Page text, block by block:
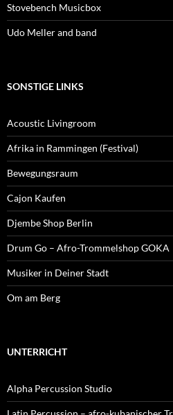
Stovebench Musicbox
Udo Meller and band
SONSTIGE LINKS
Acoustic Livingroom
Afrika in Rammingen (Festival)
Bewegungsraum
Cajon Kaufen
Djembe Shop Berlin
Drum Go – Afro-Trommelshop GOKA
Musiker in Deiner Stadt
Om am Berg
UNTERRICHT
Alpha Percussion Studio